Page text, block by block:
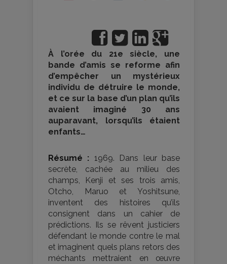
À l’orée du 21e siècle, une
bande d’amis se reforme afin
d’empêcher un mystérieux
individu de détruire le monde,
et ce sur la base d’un plan qu’ils
avaient imaginé 30 ans
auparavant, lorsqu’ils étaient
enfants…
Résumé : 1969. Dans leur base
secrète, cachée au milieu des
champs, Kenji et ses trois amis,
Otcho, Maruo et Yoshitsune,
inventent des histoires qu’ils
consignent dans un cahier de
prédictions. Ils se rêvent justiciers
défendant le monde contre le mal
et imaginent quels plans retors des
méchants mettraient en œuvre